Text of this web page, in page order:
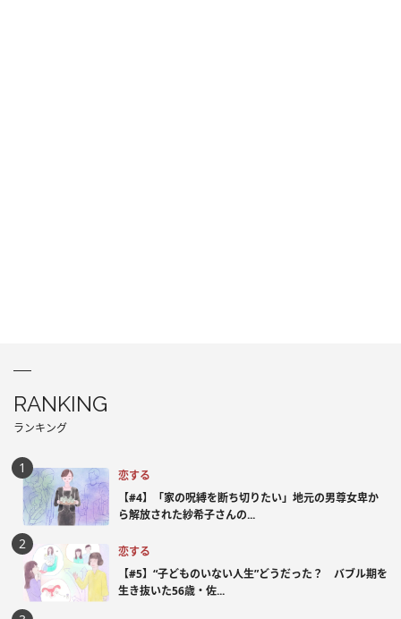
RANKING
ランキング
恋する
【#4】「家の呪縛を断ち切りたい」地元の男尊女卑か
ら解放された紗希子さんの...
恋する
【#5】“子どものいない人生”どうだった？ バブル期を
生き抜いた56歳・佐...